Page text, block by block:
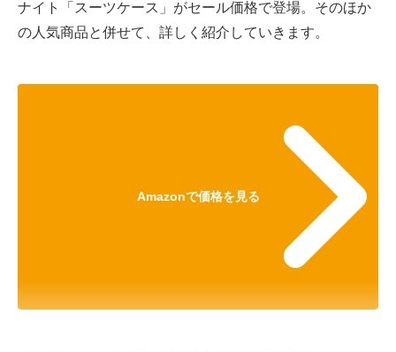
ナイト「スーツケース」がセール価格で登場。そのほか
の人気商品と併せて、詳しく紹介していきます。
Amazonで価格を見る